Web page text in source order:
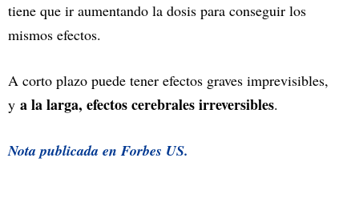
tiene que ir aumentando la dosis para conseguir los
mismos efectos.
A corto plazo puede tener efectos graves imprevisibles,
y a la larga, efectos cerebrales irreversibles.
Nota publicada en Forbes US.